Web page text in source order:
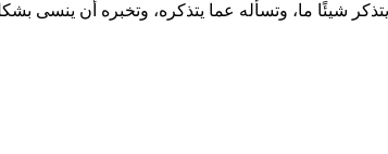
ما، وتسأله عما يتذكره، وتخبره أن ينسى بشكل